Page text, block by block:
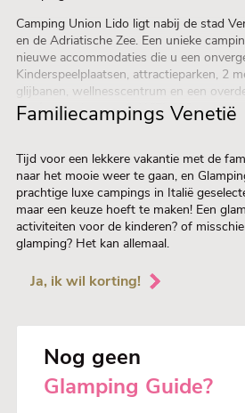
Camping Union Lido ligt nabij de stad
en de Adriatische Zee. Een unieke
nieuwe accommodaties die u een
Kinderspeelplaatsen, attractieparken, 2
glijbanen, wellnesscentrum en een
privé-strand en gratis WiFi. 278
Safari tenten voor 4 (+1) personen, met
magnetron, satelliet-tv en een dvd-
handdoeken. Exclusieve service: Marino
Building.
Familiecampings Venetië
Tijd voor een lekkere vakantie met de
naar het mooie weer te gaan, en
prachtige luxe campings in Italië
maar een keuze hoeft te maken! Een
activiteiten voor de kinderen? of
glamping? Het kan allemaal.
Ja, ik wil korting!
Nog geen
Glamping Guide?